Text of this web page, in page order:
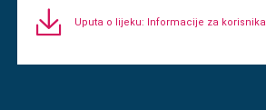
Uputa o lijeku: Informacije za korisnika